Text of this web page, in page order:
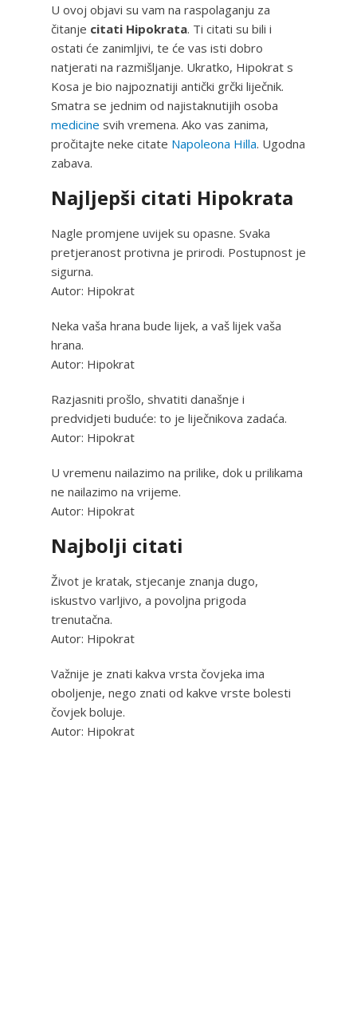
U ovoj objavi su vam na raspolaganju za
čitanje citati Hipokrata. Ti citati su bili i
ostati će zanimljivi, te će vas isti dobro
natjerati na razmišljanje. Ukratko, Hipokrat s
Kosa je bio najpoznatiji antički grčki liječnik.
Smatra se jednim od najistaknutijih osoba
medicine svih vremena. Ako vas zanima,
pročitajte neke citate Napoleona Hilla. Ugodna
zabava.
Najljepši citati Hipokrata
Nagle promjene uvijek su opasne. Svaka
pretjeranost protivna je prirodi. Postupnost je
sigurna.
Autor: Hipokrat
Neka vaša hrana bude lijek, a vaš lijek vaša
hrana.
Autor: Hipokrat
Razjasniti prošlo, shvatiti današnje i
predvidjeti buduće: to je liječnikova zadaća.
Autor: Hipokrat
U vremenu nailazimo na prilike, dok u prilikama
ne nailazimo na vrijeme.
Autor: Hipokrat
Najbolji citati
Život je kratak, stjecanje znanja dugo,
iskustvo varljivo, a povoljna prigoda
trenutačna.
Autor: Hipokrat
Važnije je znati kakva vrsta čovjeka ima
oboljenje, nego znati od kakve vrste bolesti
čovjek boluje.
Autor: Hipokrat